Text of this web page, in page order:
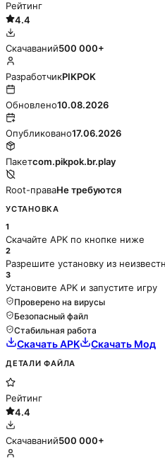
Рейтинг
4.4
Скачаваний500 000+
РазработчикPIKPOK
Обновлено10.08.2026
Опубликовано17.06.2026
Пакетcom.pikpok.br.play
Root-праваНе требуются
УСТАНОВКА
1
Скачайте APK по кнопке ниже
2
Разрешите установку из
3
Установите APK и запустите игру
Проверено на вирусы
Безопасный файл
Стабильная работа
Скачать APK Скачать Мод
ДЕТАЛИ ФАЙЛА
Рейтинг
4.4
Скачаваний500 000+